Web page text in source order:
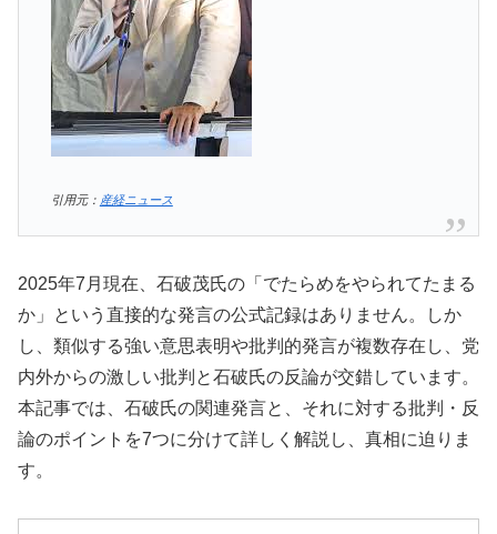
引用元： 産経ニュース
2025年7月現在、石破茂氏の「でたらめをやられてたまる
か」という直接的な発言の公式記録はありません。しか
し、類似する強い意思表明や批判的発言が複数存在し、党
内外からの激しい批判と石破氏の反論が交錯しています。
本記事では、石破氏の関連発言と、それに対する批判・反
論のポイントを7つに分けて詳しく解説し、真相に迫りま
す。